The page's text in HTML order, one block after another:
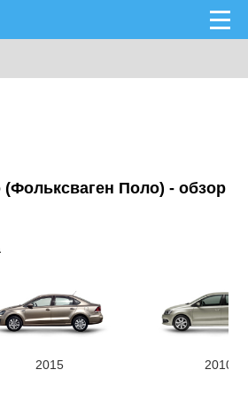
Поло) - обзор
2015 2010